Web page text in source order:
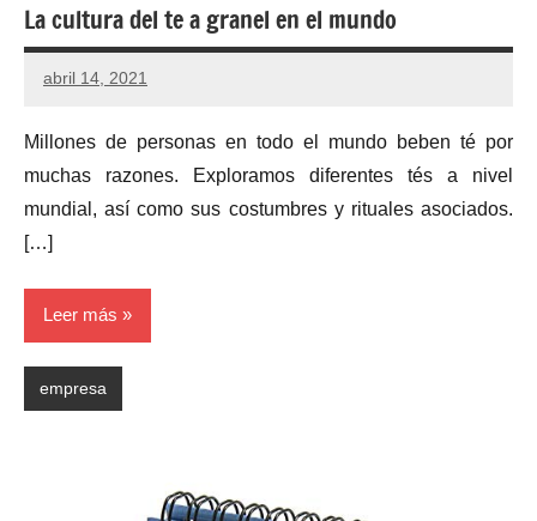
La cultura del te a granel en el mundo
abril 14, 2021
Millones de personas en todo el mundo beben té por
muchas razones. Exploramos diferentes tés a nivel
mundial, así como sus costumbres y rituales asociados.
[…]
Leer más
empresa